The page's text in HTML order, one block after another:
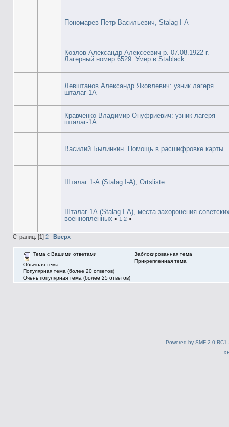
Пономарев Петр Васильевич, Stalag I-A
Козлов Александр Алексеевич р. 07.08.1922 г.
Лагерный номер 6529. Умер в Stablack
Левштанов Александр Яковлевич: узник лагеря
шталаг-1А
Кравченко Владимир Онуфриевич: узник лагеря
шталаг-1А
Василий Былинкин. Помощь в расшифровке карты
Шталаг 1-А (Stalag I-А), Ortsliste
Шталаг-1А (Stalag I А), места захоронения
военнопленных « 1 2»
Страниц: [1] 2 Вверх
Тема с Вашими ответами
Обычная тема
Популярная тема (более 20 ответов)
Очень популярная тема (более 25 ответов)
Заблокированная тема
Прикрепленная тема
Powered by SMF 2.0